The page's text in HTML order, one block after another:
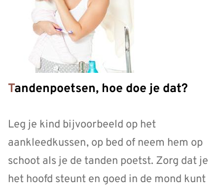
Tandenpoetsen, hoe doe je dat?
Leg je kind bijvoorbeeld op het
aankleedkussen, op bed of neem hem op
schoot als je de tanden poetst. Zorg dat je
het hoofd steunt en goed in de mond kunt